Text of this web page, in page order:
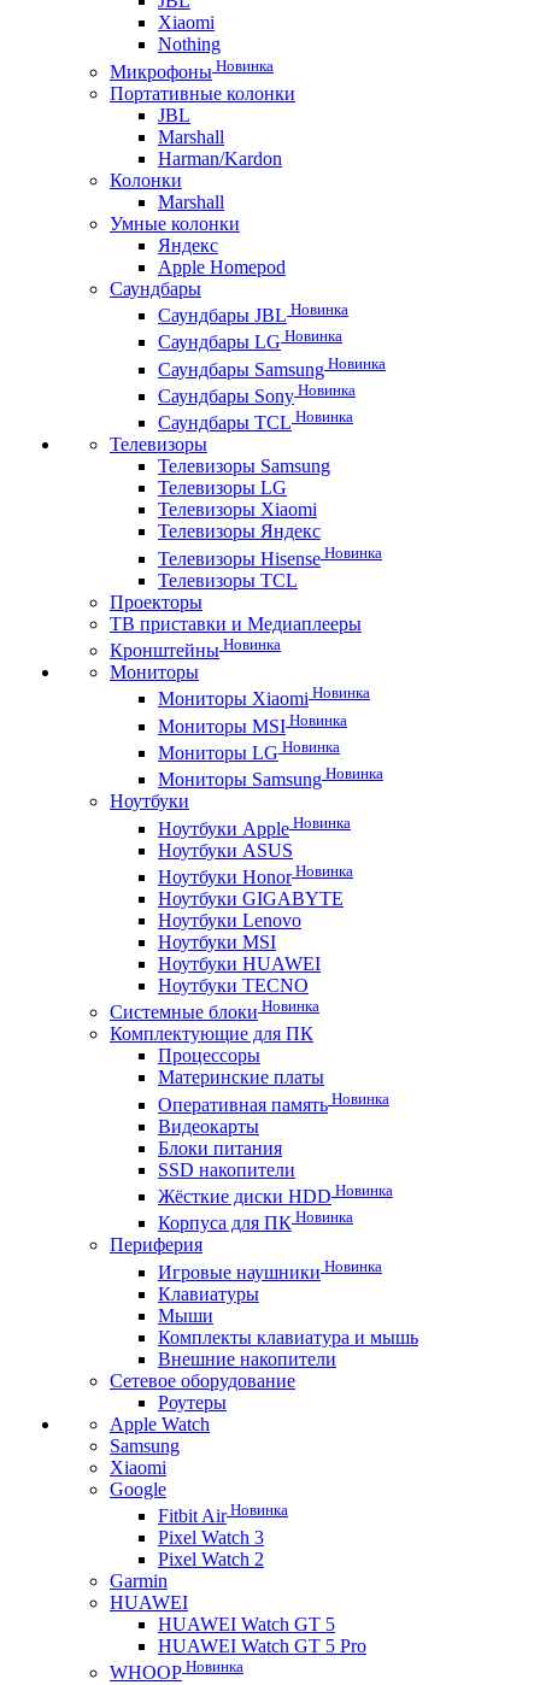
Xiaomi
Nothing
Микрофоны Новинка
Портативные колонки
JBL
Marshall
Harman/Kardon
Колонки
Marshall
Умные колонки
Яндекс
Apple Homepod
Саундбары
Саундбары JBL Новинка
Саундбары LG Новинка
Саундбары Samsung Новинка
Саундбары Sony Новинка
Саундбары TCL Новинка
Телевизоры
Телевизоры Samsung
Телевизоры LG
Телевизоры Xiaomi
Телевизоры Яндекс
Телевизоры Hisense Новинка
Телевизоры TCL
Проекторы
ТВ приставки и Медиаплееры
Кронштейны Новинка
Мониторы
Мониторы Xiaomi Новинка
Мониторы MSI Новинка
Мониторы LG Новинка
Мониторы Samsung Новинка
Ноутбуки
Ноутбуки Apple Новинка
Ноутбуки ASUS
Ноутбуки HonorНовинка
Ноутбуки GIGABYTE
Ноутбуки Lenovo
Ноутбуки MSI
Ноутбуки HUAWEI
Ноутбуки TECNO
Системные блоки Новинка
Комплектующие для ПК
Процессоры
Материнские платы
Оперативная память Новинка
Видеокарты
Блоки питания
SSD накопители
Жёсткие диски HDD Новинка
Корпуса для ПК Новинка
Периферия
Игровые наушники Новинка
Клавиатуры
Мыши
Комплекты клавиатура и мышь
Внешние накопители
Сетевое оборудование
Роутеры
Apple Watch
Samsung
Xiaomi
Google
Fitbit AirНовинка
Pixel Watch 3
Pixel Watch 2
Garmin
HUAWEI
HUAWEI Watch GT 5
HUAWEI Watch GT 5 Pro
WHOOP Новинка